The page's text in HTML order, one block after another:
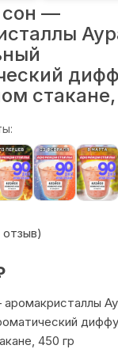
сон —
отзыв)
Текущая
450 гр